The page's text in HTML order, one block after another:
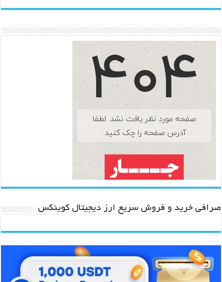
صرافی خرید و فروش سریع ارز دیجیتال کوینکس